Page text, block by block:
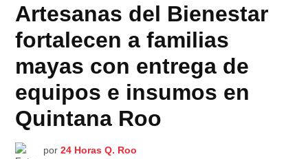
Artesanas del Bienestar
fortalecen a familias
mayas con entrega de
equipos e insumos en
Quintana Roo
por 24 Horas Q. Roo